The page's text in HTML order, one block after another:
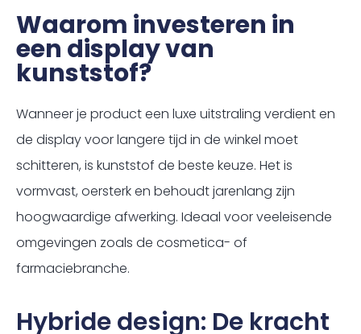
Waarom investeren in
een display van
kunststof?
Wanneer je product een luxe uitstraling verdient en
de display voor langere tijd in de winkel moet
schitteren, is kunststof de beste keuze. Het is
vormvast, oersterk en behoudt jarenlang zijn
hoogwaardige afwerking. Ideaal voor veeleisende
omgevingen zoals de cosmetica- of
farmaciebranche.
Hybride design: De kracht